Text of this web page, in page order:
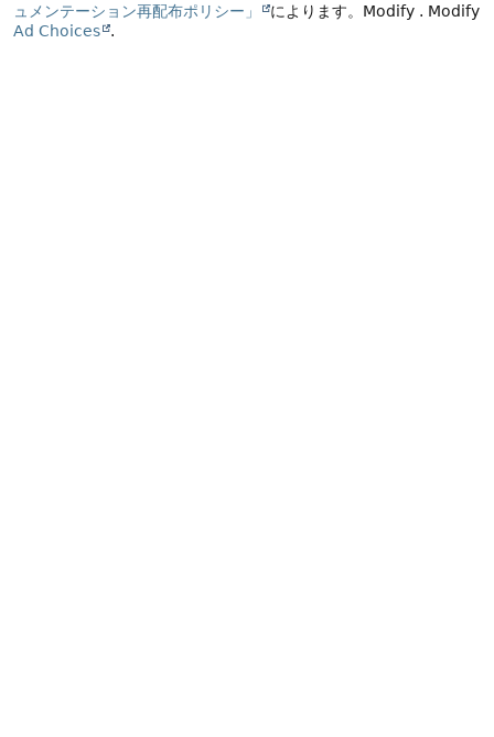
ュメンテーション再配布ポリシー」
によります。 Modify . Modify
Ad Choices
.